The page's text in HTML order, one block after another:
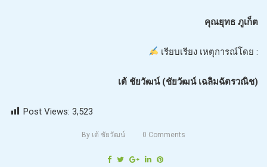
คุณยุทธ ภูเก็ต
เรียบเรียง เหตุการณ์โดย :
เต้ ชัยวัฒน์ (ชัยวัฒน์ เฉลิมฉัตรวณิช)
Post Views: 3,523
By เต้ ชัยวัฒน์ 0 Comments